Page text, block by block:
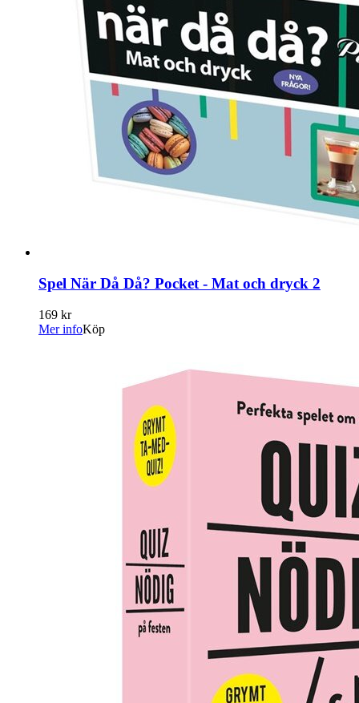
Spel När Då Då? Pocket - Mat och dryck 2
169 kr
Mer infoKöp